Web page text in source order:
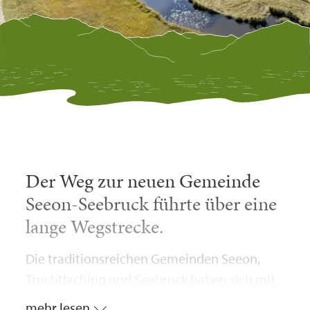
Der Weg zur neuen Gemeinde
Seeon-Seebruck führte über eine
lange Wegstrecke.
Die traditionsreichen Gemeinden Seeon,
Wirkung vom 01.01.1980 freiwillig zur